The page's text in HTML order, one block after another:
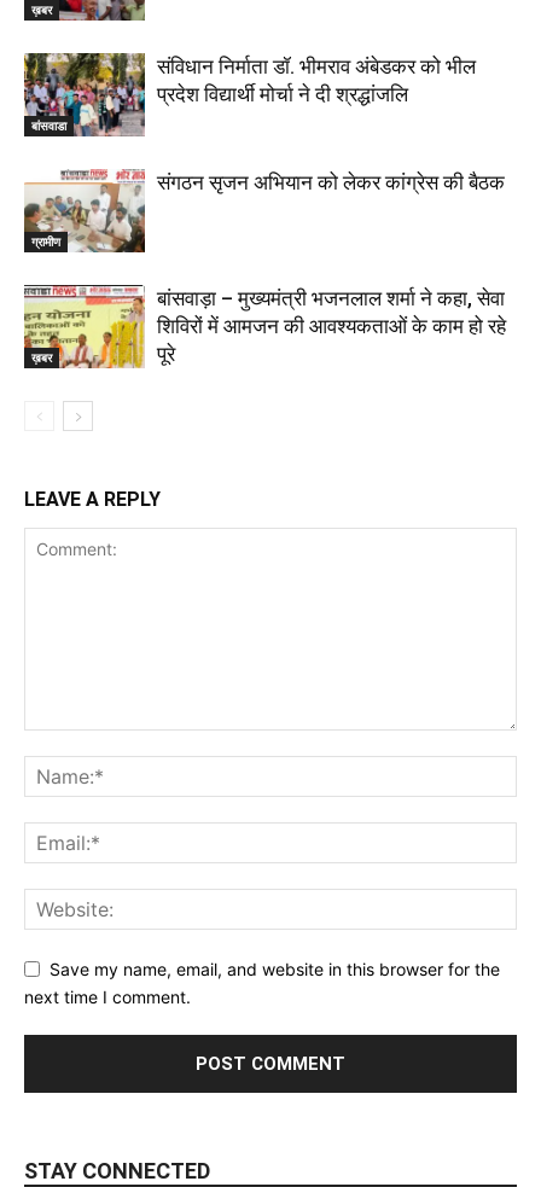
ख़बर
बांसवाडा
संविधान निर्माता डॉ. भीमराव अंबेडकर को भील
प्रदेश विद्यार्थी मोर्चा ने दी श्रद्धांजलि
ग्रामीण
संगठन सृजन अभियान को लेकर कांग्रेस की बैठक
ख़बर
बांसवाड़ा – मुख्यमंत्री भजनलाल शर्मा ने कहा, सेवा
शिविरों में आमजन की आवश्यकताओं के काम हो रहे
पूरे
LEAVE A REPLY
Save my name, email, and website in this browser for the
next time I comment.
STAY CONNECTED